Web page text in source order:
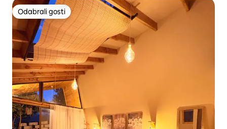
Odabrali gosti
Odabrali gosti